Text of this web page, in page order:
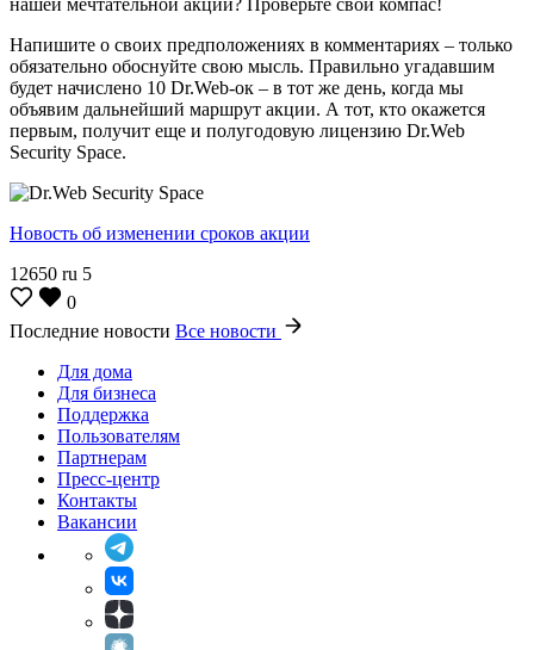
Напишите о своих предположениях в комментариях – только
обязательно обоснуйте свою мысль. Правильно угадавшим
будет начислено 10 Dr.Web-ок – в тот же день, когда мы
объявим дальнейший маршрут акции. А тот, кто окажется
первым, получит еще и полугодовую лицензию Dr.Web
Security Space.
Новость об изменении сроков акции
12650 ru 5
0
Последние новости Все новости
Для дома
Для бизнеса
Поддержка
Пользователям
Партнерам
Пресс-центр
Контакты
Вакансии